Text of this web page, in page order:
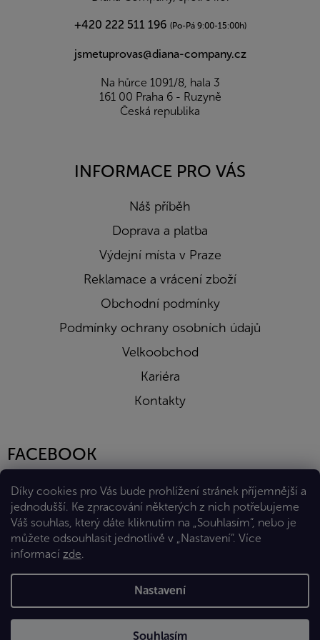
Díky cookies pro Vás bude prohlížení stránek příjemnější a
jednodušší. Ke zpracování některých z nich potřebujeme
Váš souhlas, který dáte kliknutím na „Souhlasím“, nebo je
můžete odsouhlasit jednotlivě v „Nastavení“. Více
informací zde.
Nastavení
Souhlasím
+420 222 511 196 (Po-Pá 9:00-15:00h)
jsmetuprovas@diana-company.cz
Na hůrce 1091/8, hala 3
161 00 Praha 6 - Ruzyně
Česká republika
INFORMACE PRO VÁS
Náš příběh
Doprava a platba
Výdejní místa v Praze
Reklamace a vrácení zboží
Obchodní podmínky
Podmínky ochrany osobních údajů
Velkoobchod
Kariéra
Kontakty
FACEBOOK
Vytvořil Shoptet Premium
Copyright 2026Eshop Diana Company, spol. s r.o.. Všechna
práva vyhrazena.